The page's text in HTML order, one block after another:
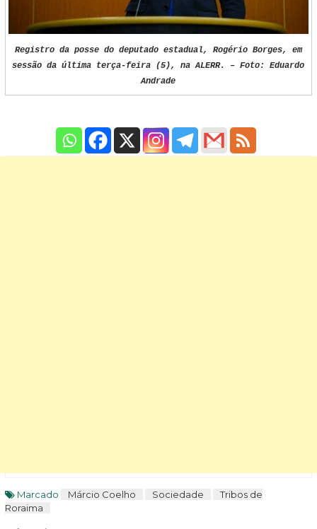
Registro da posse do deputado estadual, Rogério Borges, em
sessão da última terça-feira (5), na ALERR. – Foto: Eduardo
Andrade
Marcado Márcio Coelho Sociedade
Tribos de
Roraima